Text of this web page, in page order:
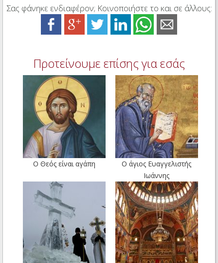
Σας φάνηκε ενδιαφέρον; Κοινοποιήστε το και σε άλλους:
Προτείνουμε επίσης για εσάς
Ο Θεός είναι αγάπη
Ο άγιος Ευαγγελιστής
Ιωάννης